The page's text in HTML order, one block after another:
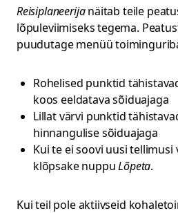
Reisiplaneerijanäitab teile
lõpuleviimiseks tegema.
puudutage menüü
Rohelised punktid
koos eeldatava sõiduajaga
Lillat värvi punktid
hinnangulise sõiduajaga
Kui te ei soovi uusi tellimusi
klõpsake nuppuLõpeta.
Kui teil pole aktiivseid